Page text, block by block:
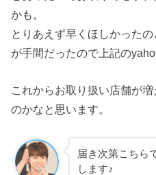
かも。
とりあえず早くほしかった
が手間だったので上記の
これからお取り扱い店舗が
のかなと思います。
届き次第こちら
します♪